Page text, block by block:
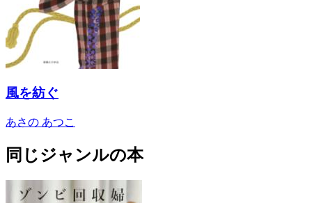
風を紡ぐ
あさの あつこ
同じジャンルの本